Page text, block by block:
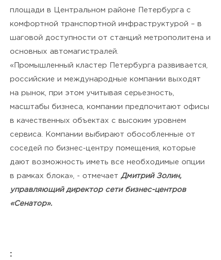
площади в Центральном районе Петербурга с
комфортной транспортной инфраструктурой – в
шаговой доступности от станций метрополитена и
основных автомагистралей.
«Промышленный кластер Петербурга развивается,
российские и международные компании выходят
на рынок, при этом учитывая серьезность,
масштабы бизнеса, компании предпочитают офисы
в качественных объектах с высоким уровнем
сервиса. Компании выбирают обособленные от
соседей по бизнес-центру помещения, которые
дают возможность иметь все необходимые опции
в рамках блока», - отмечает Дмитрий Золин,
управляющий директор сети бизнес-центров
«Сенатор».
:
Политикой
конфиденциальности.